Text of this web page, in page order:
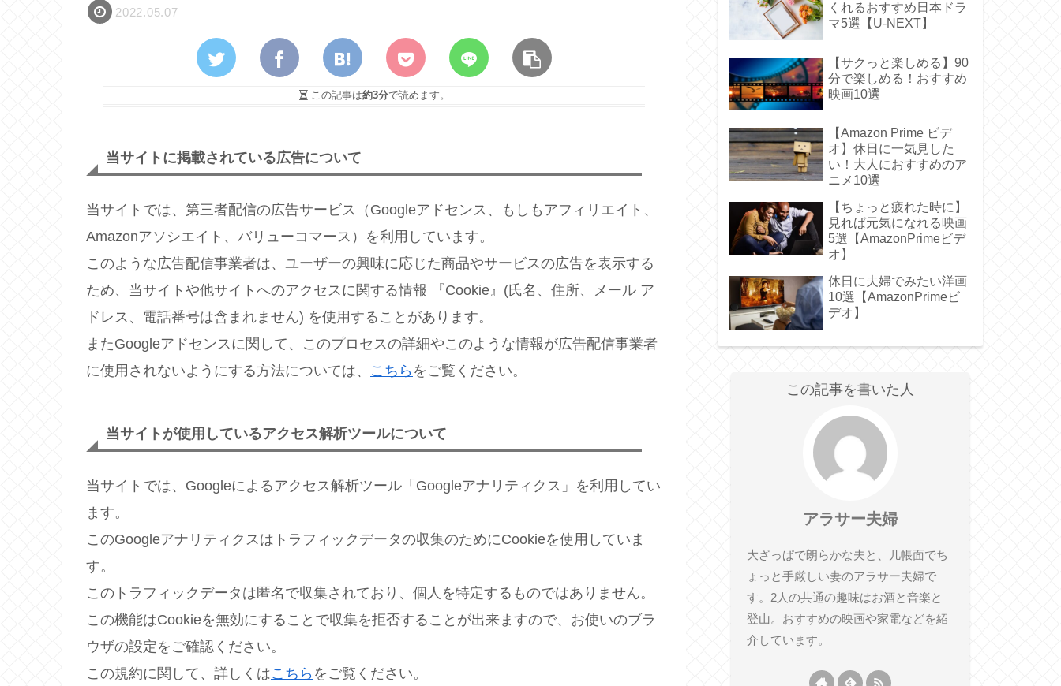
2022.05.07
この記事は約3分で読めます。
当サイトに掲載されている広告について
当サイトでは、第三者配信の広告サービス（Googleアドセンス、もしもアフィリエイト、
Amazonアソシエイト、バリューコマース）を利用しています。
このような広告配信事業者は、ユーザーの興味に応じた商品やサービスの広告を表示する
ため、当サイトや他サイトへのアクセスに関する情報 『Cookie』(氏名、住所、メール ア
ドレス、電話番号は含まれません) を使用することがあります。
またGoogleアドセンスに関して、このプロセスの詳細やこのような情報が広告配信事業者
に使用されないようにする方法については、 こちら をご覧ください。
当サイトが使用しているアクセス解析ツールについて
当サイトでは、Googleによるアクセス解析ツール「Googleアナリティクス」を利用してい
ます。
このGoogleアナリティクスはトラフィックデータの収集のためにCookieを使用していま
す。
このトラフィックデータは匿名で収集されており、個人を特定するものではありません。
この機能はCookieを無効にすることで収集を拒否することが出来ますので、お使いのブラ
ウザの設定をご確認ください。
この規約に関して、詳しくはこちら をご覧ください。
くれるおすすめ日本ドラ
マ5選【U-NEXT】
【サクっと楽しめる】90
分で楽しめる！おすすめ
映画10選
【Amazon Prime ビデ
オ】休日に一気見した
い！大人におすすめのア
ニメ10選
【ちょっと疲れた時に】
見れば元気になれる映画
5選【AmazonPrimeビデ
オ】
休日に夫婦でみたい洋画
10選【AmazonPrimeビ
デオ】
この記事を書いた人
アラサー夫婦
大ざっぱで朗らかな夫と、几帳面でち
ょっと手厳しい妻のアラサー夫婦で
す。2人の共通の趣味はお酒と音楽と
登山。おすすめの映画や家電などを紹
介しています。